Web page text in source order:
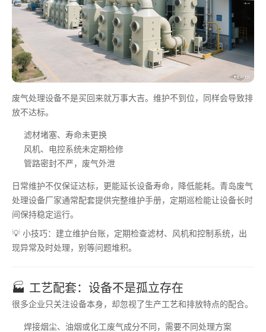
废气处理设备不是买回来就万事大吉。维护不到位，同样会导致排
放不达标。
滤材堵塞、寿命未更换
风机、电控系统未定期检修
管路密封不严，废气外泄
日常维护不仅保证达标，更能延长设备寿命，降低能耗。青岛废气
处理设备厂家通常配套提供完整维护手册，定期巡检能让设备长时
间保持稳定运行。
💡 小技巧：建立维护台账，定期检查滤材、风机和控制系统，出
现异常及时处理，别等问题堆积。
🏭 工艺配套：设备不是孤立存在
很多企业只关注设备本身，却忽视了生产工艺和排放特点的配合。
焊接烟尘、油烟或化工废气成分不同，需要不同处理方案